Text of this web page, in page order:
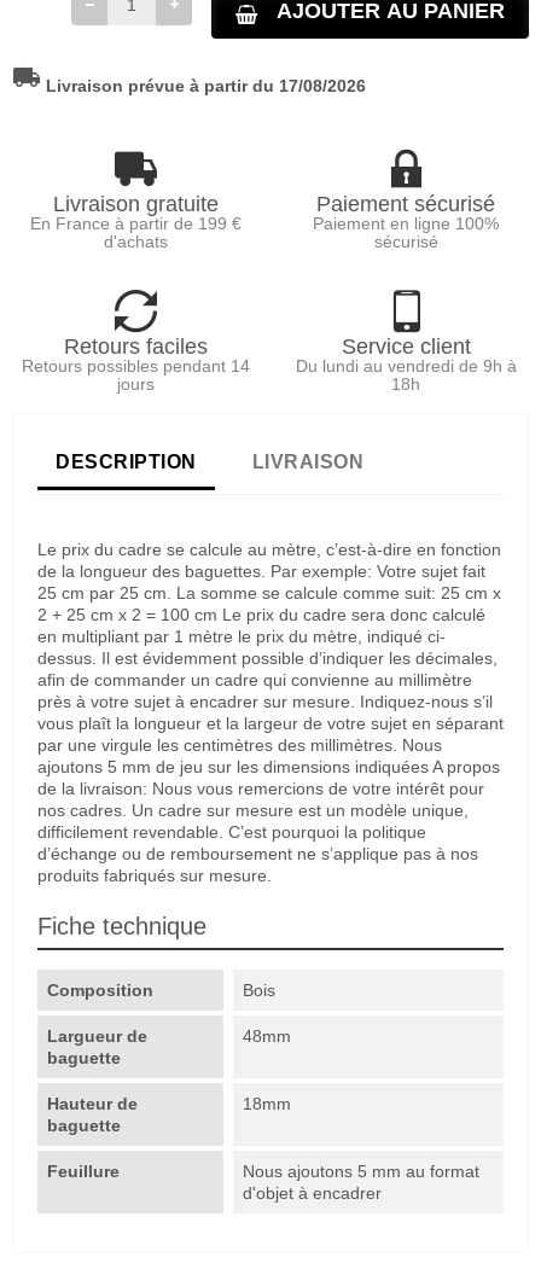
AJOUTER AU PANIER
local_shipping Livraison prévue à partir du 17/08/2026
Livraison gratuite
En France à partir de 199 €
d'achats
Paiement sécurisé
Paiement en ligne 100%
sécurisé
Retours faciles
Retours possibles pendant 14
jours
Service client
Du lundi au vendredi de 9h à
18h
DESCRIPTION LIVRAISON
Le prix du cadre se calcule au mètre, c’est-à-dire en fonction
de la longueur des baguettes. Par exemple: Votre sujet fait
25 cm par 25 cm. La somme se calcule comme suit: 25 cm x
2 + 25 cm x 2 = 100 cm Le prix du cadre sera donc calculé
en multipliant par 1 mètre le prix du mètre, indiqué ci-
dessus. Il est évidemment possible d’indiquer les décimales,
afin de commander un cadre qui convienne au millimètre
près à votre sujet à encadrer sur mesure. Indiquez-nous s’il
vous plaît la longueur et la largeur de votre sujet en séparant
par une virgule les centimètres des millimètres. Nous
ajoutons 5 mm de jeu sur les dimensions indiquées A propos
de la livraison: Nous vous remercions de votre intérêt pour
nos cadres. Un cadre sur mesure est un modèle unique,
difficilement revendable. C’est pourquoi la politique
d’échange ou de remboursement ne s’applique pas à nos
produits fabriqués sur mesure.
Fiche technique
Composition Bois
Largueur de
baguette
48mm
Hauteur de
baguette
18mm
Feuillure
Nous ajoutons 5 mm au format
d'objet à encadrer